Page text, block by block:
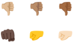
👎🏼 👎🏽 👎🏾
👊🏿 🤛 🤛🏻